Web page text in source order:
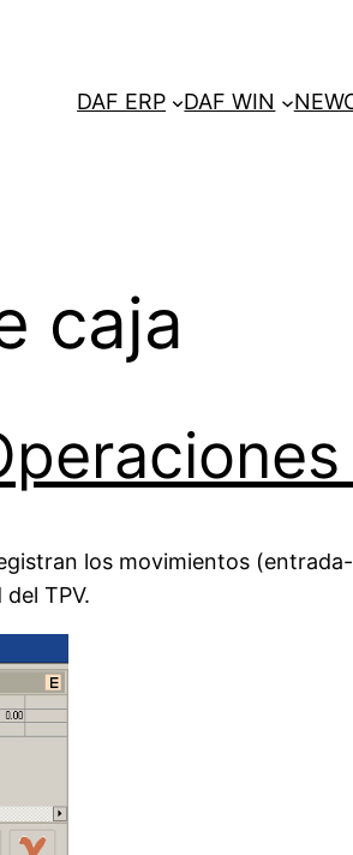
DAF ERP DAF WIN
caja
los movimientos
TPV.